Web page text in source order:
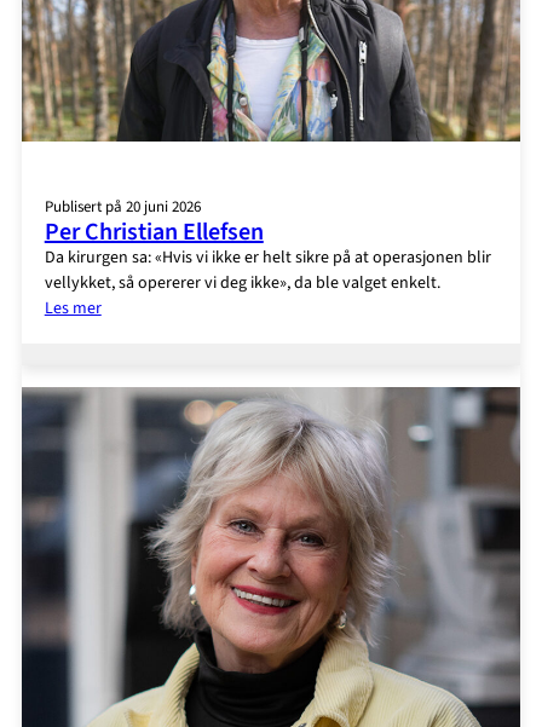
Publisert på 20 juni 2026
Per Christian Ellefsen
Da kirurgen sa: «Hvis vi ikke er helt sikre på at operasjonen blir
vellykket, så opererer vi deg ikke», da ble valget enkelt.
Les mer:
Ellefsen